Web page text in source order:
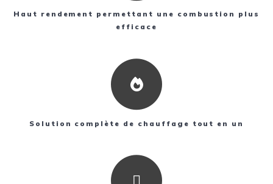
Haut rendement permettant une combustion plus
efficace
Solution complète de chauffage tout en un